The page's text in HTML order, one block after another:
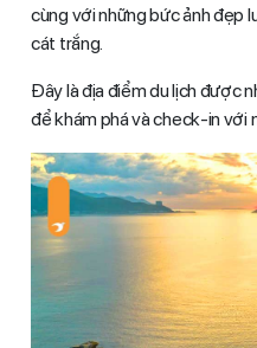
cùng với những bức ảnh đẹp
cát trắng.
Đây là địa điểm du lịch được
để khám phá và check-in với